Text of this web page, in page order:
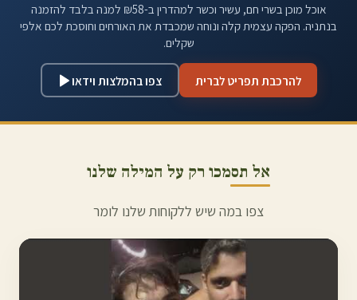
אוכל מוכן בשרי חם, עשיר וכשר למהדרין ב-₪58 למנה בלבד להזמנה
בנתניה. הפקה עצמית קלה ונוחה שמכבדת את האורחים וחוסכת לכם אלפי
שקלים.
להרכבת תפריט לברית צפו בהמלצות וידאו
אל תסמכו רק על המילה שלנו
צפו במה שיש ללקוחות שלנו לומר